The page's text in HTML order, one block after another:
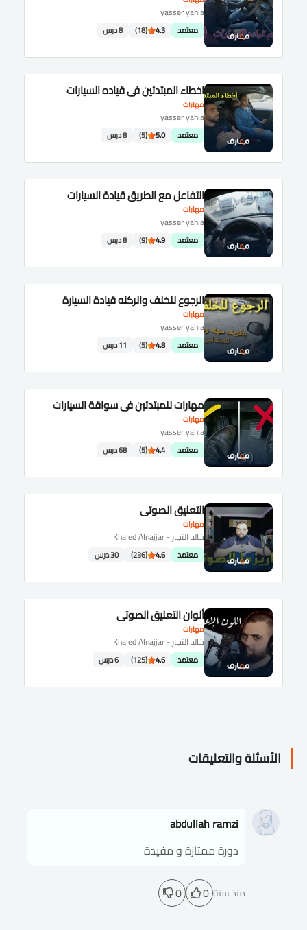
yasser yahia
معتمد 4.3
(18) 8 درس
مهارات
اخطاء المبتدئين في قياده السيارات
yasser yahia
معتمد 5.0
(5) 8 درس
مهارات
التفاعل مع الطريق قيادة السيارات
yasser yahia
معتمد 4.9
(9) 8 درس
مهارات
الرجوع للخلف والركنه قيادة السيارة
yasser yahia
معتمد 4.8
(5) 11 درس
مهارات
مهارات للمبتدئين في سواقة السيارات
yasser yahia
معتمد 4.4
(5) 68 درس
مهارات
التعليق الصوتي
خالد النجار - Khaled Alnajjar
معتمد 4.6
(236) 30 درس
مهارات
ألوان التعليق الصوتي
خالد النجار - Khaled Alnajjar
معتمد 4.6
(125) 6 درس
الأسئلة والتعليقات
abdullah ramzi
دورة ممتازة و مفيدة
منذ سنة 0
0